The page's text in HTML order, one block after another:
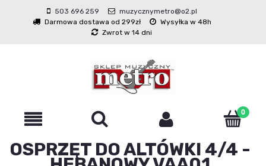
503 696 259
muzycznymetro@o2.pl
Darmowa dostawa od 299zł
Wysyłka w 48h
Zwrot w 14 dni
OSPRZĘT DO ALTÓWKI 4/4 -